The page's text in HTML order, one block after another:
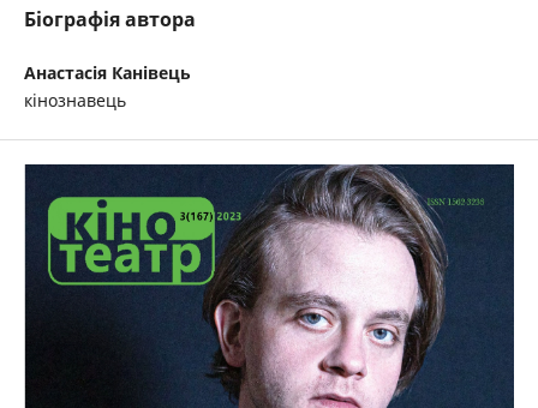
Біографія автора
Анастасія Канівець
кінознавець